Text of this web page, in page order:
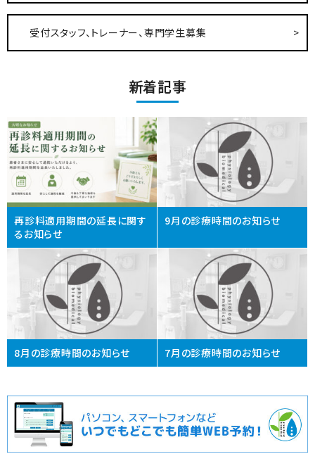
受付スタッフ、トレーナー、専門学生募集
新着記事
再診料適用期間の延長に関す
るお知らせ
9月の診療時間のお知らせ
8月の診療時間のお知らせ 7月の診療時間のお知らせ